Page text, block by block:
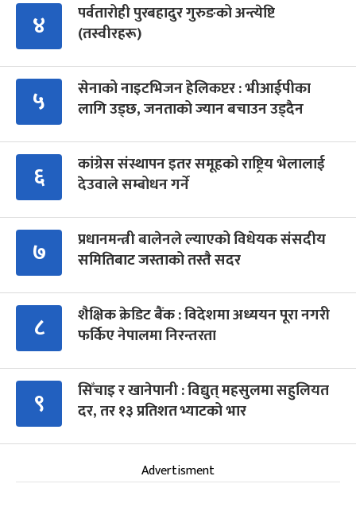
४
पर्वतारोही पुरबहादुर गुरुङको अन्त्येष्टि
(तस्वीरहरू)
५
सेनाको नाइटभिजन हेलिकप्टर : भीआईपीका
लागि उड्छ, जनताको ज्यान बचाउन उड्दैन
६
कांग्रेस संस्थापन इतर समूहको राष्ट्रिय भेलालाई
देउवाले सम्बोधन गर्ने
७
प्रधानमन्त्री बालेनले ल्याएको विधेयक संसदीय
समितिबाट जस्ताको तस्तै सदर
८
शैक्षिक क्रेडिट बैंक : विदेशमा अध्ययन पूरा नगरी
फर्किए नेपालमा निरन्तरता
९
सिँचाइ र खानेपानी : विद्युत् महसुलमा सहुलियत
दर, तर १३ प्रतिशत भ्याटको भार
Advertisment